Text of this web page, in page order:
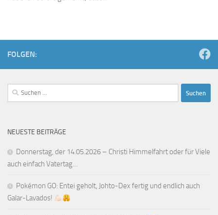
FOLGEN:
Suchen
nach:
NEUESTE BEITRÄGE
Donnerstag, der 14.05.2026 – Christi Himmelfahrt oder für Viele
auch einfach Vatertag…
Pokémon GO: Entei geholt, Johto-Dex fertig und endlich auch
Galar-Lavados!